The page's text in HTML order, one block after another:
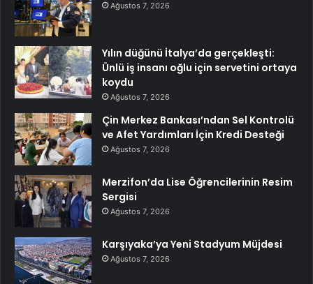
Ağustos 7, 2026
Yılın düğünü İtalya’da gerçekleşti:
Ünlü iş insanı oğlu için servetini ortaya
koydu
Ağustos 7, 2026
Çin Merkez Bankası’ndan Sel Kontrolü
ve Afet Yardımları İçin Kredi Desteği
Ağustos 7, 2026
Merzifon’da Lise Öğrencilerinin Resim
Sergisi
Ağustos 7, 2026
Karşıyaka’ya Yeni Stadyum Müjdesi
Ağustos 7, 2026